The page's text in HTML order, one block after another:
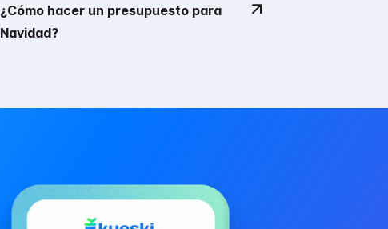
¿Cómo hacer un presupuesto para
Navidad?